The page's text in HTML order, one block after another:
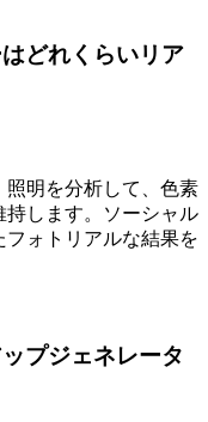
どれくらいリア
照明を分析して、色素
持します。ソーシャル
ォトリアルな結果を
プジェネレータ